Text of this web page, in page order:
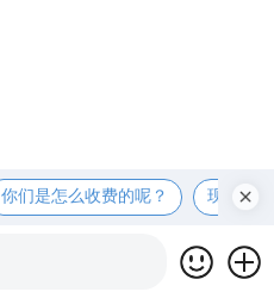
你们是怎么收费的呢？ 现在有